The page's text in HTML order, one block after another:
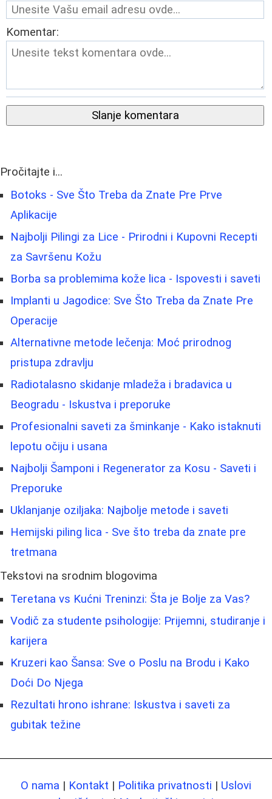
Komentar:
Slanje komentara
Pročitajte i...
Botoks - Sve Što Treba da Znate Pre Prve
Aplikacije
Najbolji Pilingi za Lice - Prirodni i Kupovni Recepti
za Savršenu Kožu
Borba sa problemima kože lica - Ispovesti i saveti
Implanti u Jagodice: Sve Što Treba da Znate Pre
Operacije
Alternativne metode lečenja: Moć prirodnog
pristupa zdravlju
Radiotalasno skidanje mladeža i bradavica u
Beogradu - Iskustva i preporuke
Profesionalni saveti za šminkanje - Kako istaknuti
lepotu očiju i usana
Najbolji Šamponi i Regenerator za Kosu - Saveti i
Preporuke
Uklanjanje oziljaka: Najbolje metode i saveti
Hemijski piling lica - Sve što treba da znate pre
tretmana
Tekstovi na srodnim blogovima
Teretana vs Kućni Treninzi: Šta je Bolje za Vas?
Vodič za studente psihologije: Prijemni, studiranje i
karijera
Kruzeri kao Šansa: Sve o Poslu na Brodu i Kako
Doći Do Njega
Rezultati hrono ishrane: Iskustva i saveti za
gubitak težine
O nama | Kontakt | Politika privatnosti | Uslovi